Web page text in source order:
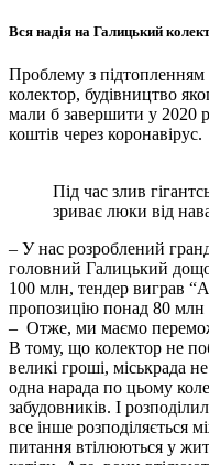
Вся надія на Галицький
Проблему з
колектор, будівництво
мали б завершити у 2020
коштів через коронавірус.
Під час злив
зриває люки від
– У нас розроблений
головний Галицький
100 млн, тендер виграв
пропозицію понад 80 млн
– Отже, ми маємо
В тому, що колектор не
великі гроші, міськрада
одна нарада по цьому
забудовників. І
все інше розподіляється
питання втілюються у